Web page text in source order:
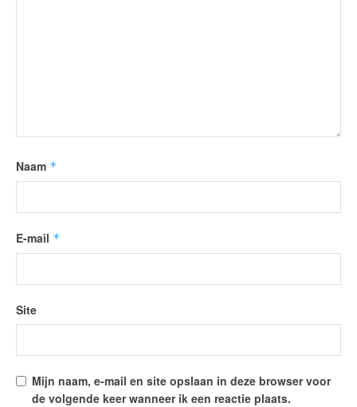
Naam *
E-mail *
Site
Mijn naam, e-mail en site opslaan in deze browser voor
de volgende keer wanneer ik een reactie plaats.